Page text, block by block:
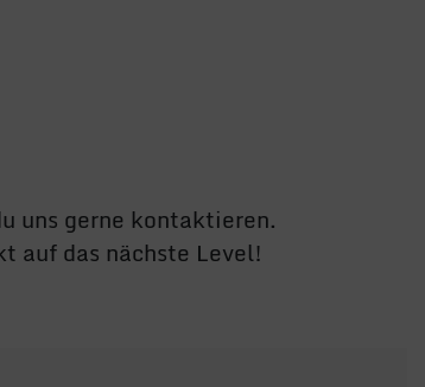
uns gerne kontaktieren.
auf das nächste Level!